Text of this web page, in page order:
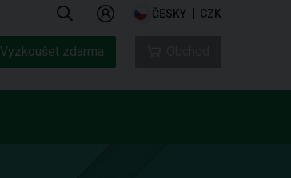
ČESKY CZK
Vyzkoušet zdarma